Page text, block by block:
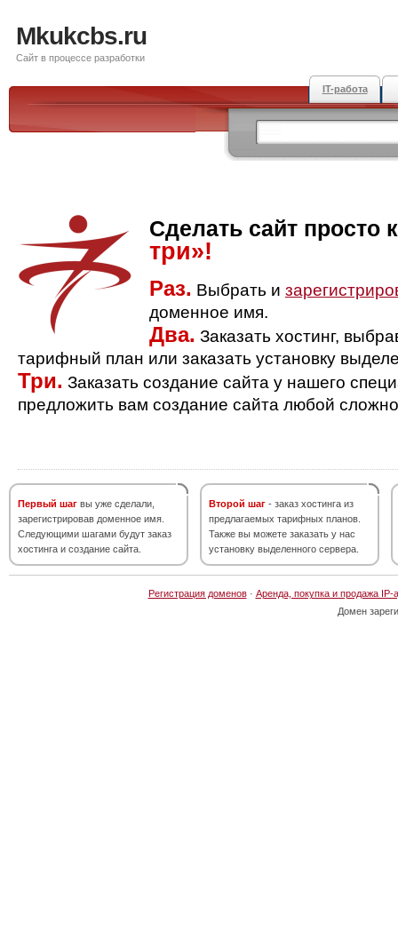
Mkukcbs.ru
Сайт в процессе разработки
IT-работа
Сделать сайт просто
три»!
Раз. Выбрать и
доменное имя.
Два. Заказать хостинг,
тарифный план или заказать установку
Три. Заказать создание сайта у нашего
предложить вам создание сайта любой
Первый шаг вы уже сделали,
зарегистрировав доменное имя.
Следующими шагами будут заказ
хостинга и создание сайта.
Второй шаг - заказ хостинга из
предлагаемых тарифных планов.
Также вы можете заказать у нас
установку выделенного сервера.
Регистрация доменов· Аренда, покупка и продажа IP-
Домен